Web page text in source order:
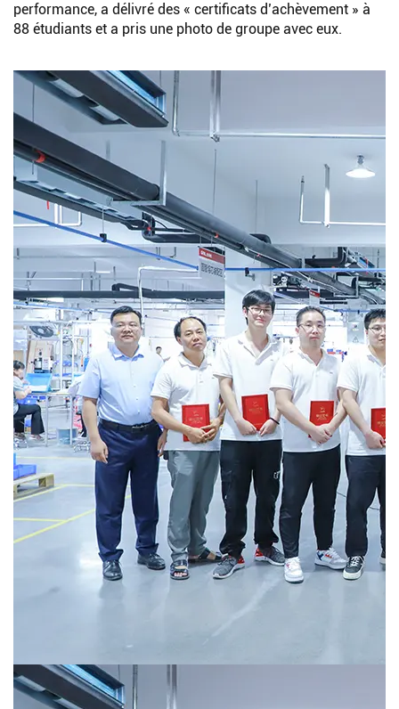
performance, a délivré des « certificats d’achèvement » à
88 étudiants et a pris une photo de groupe avec eux.